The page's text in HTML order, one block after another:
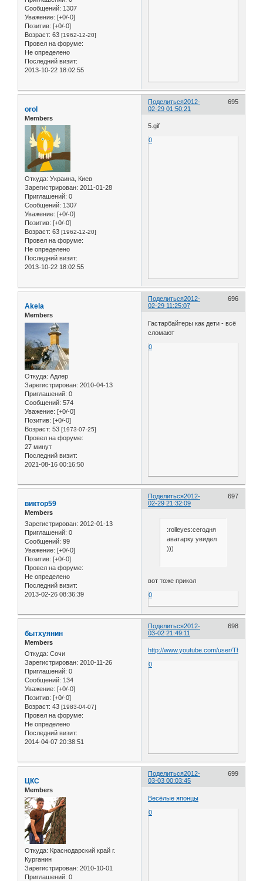
Сообщений: 1307
Уважение: [+0/-0]
Позитив: [+0/-0]
Возраст: 63 [1962-12-20]
Провел на форуме:
Не определено
Последний визит:
2013-10-22 18:02:55
Поделиться 695
2012-
02-29 01:50:21
orol
Members
Откуда: Украина, Киев
Зарегистрирован: 2011-01-28
Приглашений: 0
Сообщений: 1307
Уважение: [+0/-0]
Позитив: [+0/-0]
Возраст: 63 [1962-12-20]
Провел на форуме:
Не определено
Последний визит:
2013-10-22 18:02:55
5.gif
0
Поделиться 696
2012-
02-29 11:25:07
Akela
Members
Откуда: Адлер
Зарегистрирован: 2010-04-13
Приглашений: 0
Сообщений: 574
Уважение: [+0/-0]
Позитив: [+0/-0]
Возраст: 53 [1973-07-25]
Провел на форуме:
27 минут
Последний визит:
2021-08-16 00:16:50
Гастарбайтеры как дети - всё
сломают
0
Поделиться 697
2012-
02-29 21:32:09
виктор59
Members
Зарегистрирован: 2012-01-13
Приглашений: 0
Сообщений: 99
Уважение: [+0/-0]
Позитив: [+0/-0]
Провел на форуме:
Не определено
Последний визит:
2013-02-26 08:36:39
:rolleyes:сегодня
аватарку увидел
)))
вот тоже прикол
0
Поделиться 698
2012-
03-02 21:49:11
бытхуянин
Members
Откуда: Сочи
Зарегистрирован: 2010-11-26
Приглашений: 0
Сообщений: 134
Уважение: [+0/-0]
Позитив: [+0/-0]
Возраст: 43 [1983-04-07]
Провел на форуме:
Не определено
Последний визит:
2014-04-07 20:38:51
http://www.youtube.com/user/
0
Поделиться 699
2012-
03-03 00:03:45
ЦКС
Members
Откуда: Краснодарский край г.
Курганин
Зарегистрирован: 2010-10-01
Приглашений: 0
Весёлые японцы
0